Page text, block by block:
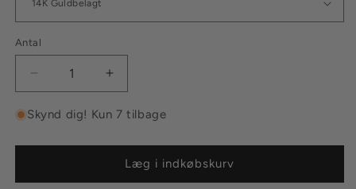
Antal
Reducer
antallet
for
Halskæde
Guldbelagt
Øg
antallet
for
Halskæde
14K
Guldbelagt
Skynd dig! Kun 7 tilbage
Læg i indkøbskurv